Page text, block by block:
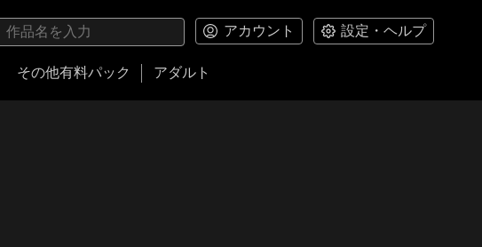
アカウント 設定・ヘルプ
その他有料パック アダルト